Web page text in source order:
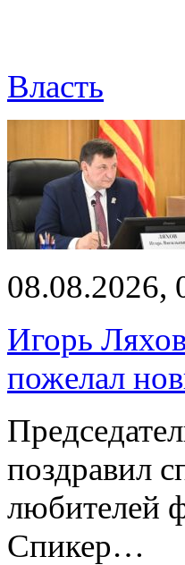
Власть
08.08.2026,
Игорь
пожелал
поздравил
любителей
Спикер…